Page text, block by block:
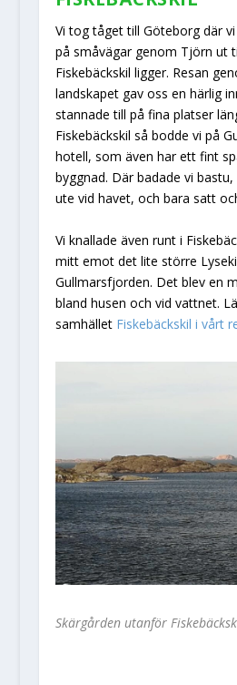
Vi tog tåget till Göteborg där
på småvägar genom Tjörn ut
Fiskebäckskil ligger. Resan
landskapet gav oss en härlig
stannade till på fina platser
Fiskebäckskil så bodde vi på
hotell, som även har ett fint
byggnad. Där badade vi
ute vid havet, och bara satt
Vi knallade även runt i
mitt emot det lite större
Gullmarsfjorden. Det blev en
bland husen och vid vattnet.
samhället Fiskebäckskil i vårt
Skärgården utanför